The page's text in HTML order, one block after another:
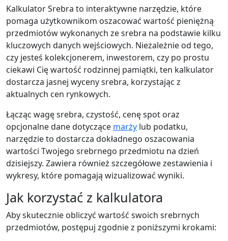
Kalkulator Srebra to interaktywne narzędzie, które
pomaga użytkownikom oszacować wartość pieniężną
przedmiotów wykonanych ze srebra na podstawie kilku
kluczowych danych wejściowych. Niezależnie od tego,
czy jesteś kolekcjonerem, inwestorem, czy po prostu
ciekawi Cię wartość rodzinnej pamiątki, ten kalkulator
dostarcza jasnej wyceny srebra, korzystając z
aktualnych cen rynkowych.
Łącząc wagę srebra, czystość, cenę spot oraz
opcjonalne dane dotyczące marży lub podatku,
narzędzie to dostarcza dokładnego oszacowania
wartości Twojego srebrnego przedmiotu na dzień
dzisiejszy. Zawiera również szczegółowe zestawienia i
wykresy, które pomagają wizualizować wyniki.
Jak korzystać z kalkulatora
Aby skutecznie obliczyć wartość swoich srebrnych
przedmiotów, postępuj zgodnie z poniższymi krokami: